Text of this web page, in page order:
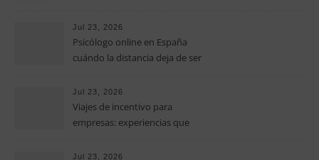
fuerza y movilidad
Jul 23, 2026
Psicólogo online en España
cuándo la distancia deja de ser
terapia
Jul 23, 2026
Viajes de incentivo para
empresas: experiencias que
la oficina
Jul 23, 2026